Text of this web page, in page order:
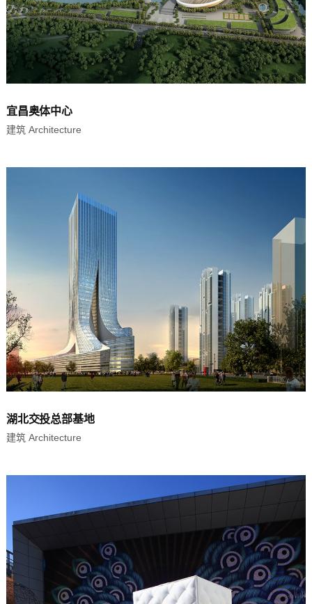
宜昌奥体中心
建筑 Architecture
湖北交投总部基地
建筑 Architecture